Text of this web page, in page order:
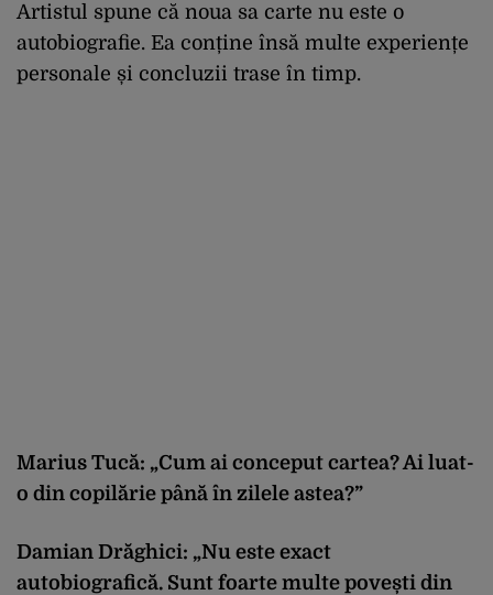
Artistul spune că noua sa carte nu este o
autobiografie. Ea conține însă multe experiențe
personale și concluzii trase în timp.
Marius Tucă: „Cum ai conceput cartea? Ai luat-
o din copilărie până în zilele astea?”
Damian Drăghici: „Nu este exact
autobiografică. Sunt foarte multe povești din